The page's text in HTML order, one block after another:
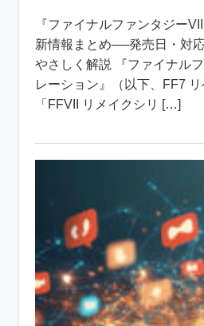
『ファイナルファンタジー
新情報まとめ──発売日・対
やさしく解説 『ファイナル
レーション』（以下、FF7 リ
「FFVII リメイクシリ […]